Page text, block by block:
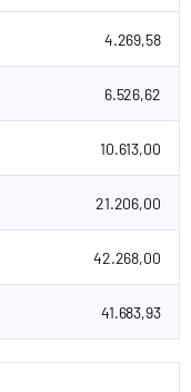
4.269,58
6.526,62
10.613,00
21.206,00
42.268,00
41.683,93